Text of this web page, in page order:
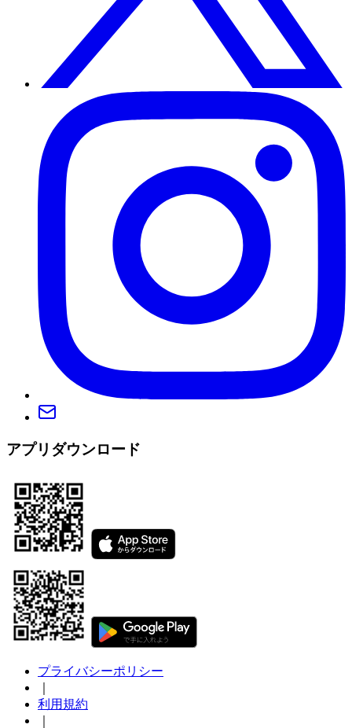
アプリダウンロード
プライバシーポリシー
利用規約